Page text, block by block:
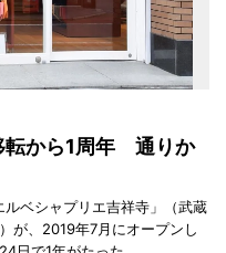
転から1周年 通りか
ベシャプリエ吉祥寺」（武蔵
が、2019年7月にオープンし